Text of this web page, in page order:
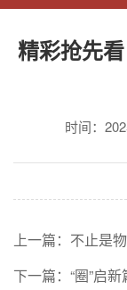
精彩抢先
时间：
上一篇： 不止是
下一篇： “圈”启